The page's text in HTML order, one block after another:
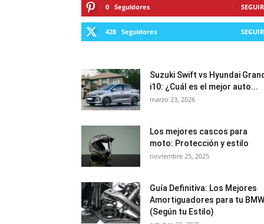
0 Seguidores SEGUIR
428 Seguidores SEGUIR
Suzuki Swift vs Hyundai
i10: ¿Cuál es el mejor auto...
marzo 23, 2026
Los mejores cascos para
moto: Protección y estilo
noviembre 25, 2025
Guía Definitiva: Los Mejores
Amortiguadores para tu BMW
(Según tu Estilo)